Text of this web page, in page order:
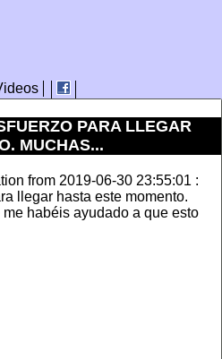
PARA LLEGAR
MUCHAS...
from 2019-06-30 23:55:01 :
llegar hasta este momento.
habéis ayudado a que esto